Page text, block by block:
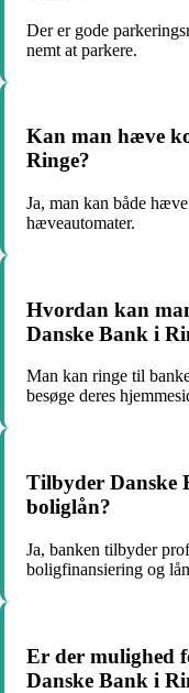
Der er gode
nemt at parkere.
Kan man hæve
Ringe?
Ja, man kan både
hæveautomater.
Hvordan kan
Danske Bank i
Man kan ringe til
besøge deres
Tilbyder Danske
boliglån?
Ja, banken tilbyder
boligfinansiering og
Er der mulighed
Danske Bank i